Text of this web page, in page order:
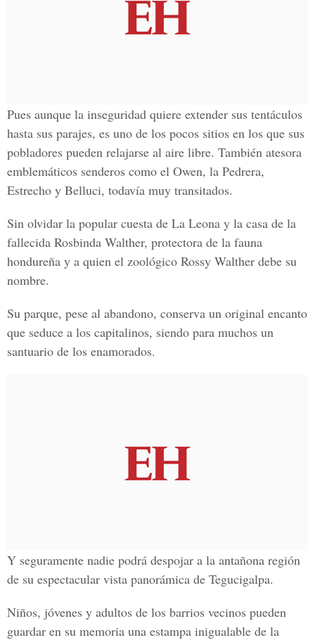
Pues aunque la inseguridad quiere extender sus tentáculos
hasta sus parajes, es uno de los pocos sitios en los que sus
pobladores pueden relajarse al aire libre. También atesora
emblemáticos senderos como el Owen, la Pedrera,
Estrecho y Belluci, todavía muy transitados.
Sin olvidar la popular cuesta de La Leona y la casa de la
fallecida Rosbinda Walther, protectora de la fauna
hondureña y a quien el zoológico Rossy Walther debe su
nombre.
Su parque, pese al abandono, conserva un original encanto
que seduce a los capitalinos, siendo para muchos un
santuario de los enamorados.
Y seguramente nadie podrá despojar a la antañona región
de su espectacular vista panorámica de Tegucigalpa.
Niños, jóvenes y adultos de los barrios vecinos pueden
guardar en su memoria una estampa inigualable de la